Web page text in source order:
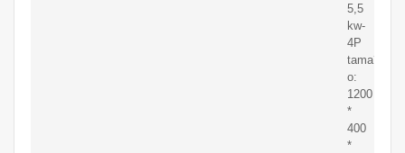
5,5
kw-
4P
tama?
o:
1200
*
400
*